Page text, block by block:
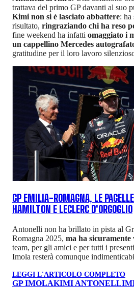
trattava del primo GP davanti al suo
Kimi non si è lasciato abbattere: ha
risultato, ringraziando chi ha reso
fine weekend ha infatti omaggiato i
un cappellino Mercedes
gratitudine per il loro lavoro
GP EMILIA-ROMAGNA, LE
HAMILTON E LECLERC D'ORGOGLIO
Antonelli non ha brillato in pista al
Romagna 2025, ma ha
team, per gli amici e per tutti i
Imola resterà comunque
LEGGI L'ARTICOLO COMPLETO
GP IMOLAKIMI ANTONELLI